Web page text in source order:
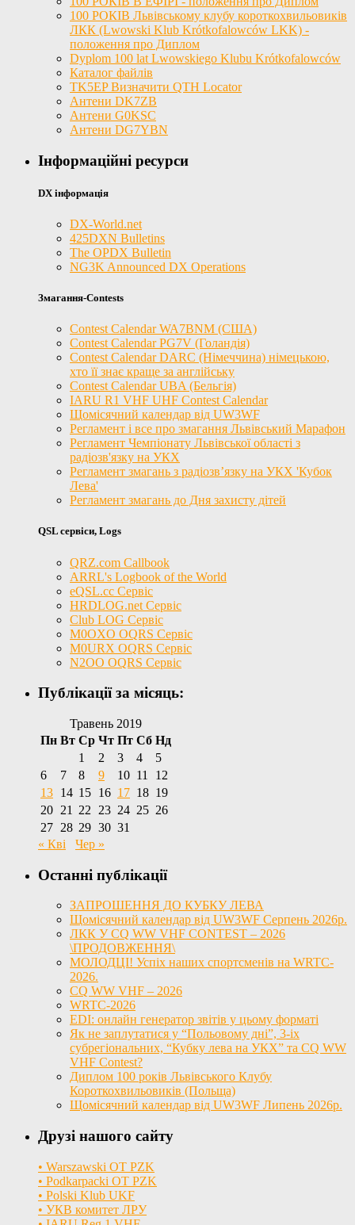
100 РОКІВ Львівському клубу короткохвильовиків
ЛКК (Lwowski Klub Krótkofalowców LKK) -
положення про Диплом
Dyplom 100 lat Lwowskiego Klubu Krótkofalowców
Каталог файлів
TK5EP Визначити QTH Locator
Антени DK7ZB
Антени G0KSC
Антени DG7YBN
Інформаційні ресурси
DX інформація
DX-World.net
425DXN Bulletins
The OPDX Bulletin
NG3K Announced DX Operations
Змагання-Contests
Contest Calendar WA7BNM (США)
Contest Calendar PG7V (Голандія)
Contest Calendar DARC (Німеччина) німецькою,
хто її знає краще за англійську
Contest Calendar UBA (Бельгія)
IARU R1 VHF UHF Contest Calendar
Щомісячний календар від UW3WF
Регламент і все про змагання Львівський Марафон
Регламент Чемпіонату Львівської області з
радіозв'язку на УКХ
Регламент змагань з радіозв’язку на УКХ 'Кубок
Лева'
Регламент змагань до Дня захисту дітей
QSL сервіси, Logs
QRZ.com Callbook
ARRL's Logbook of the World
eQSL.cc Сервіс
HRDLOG.net Сервіс
Club LOG Сервіс
M0OXO OQRS Сервіс
M0URX OQRS Сервіс
N2OO OQRS Сервіс
Публікації за місяць:
Травень 2019
Пн Вт Ср Чт Пт Сб Нд
1
2 3 4
5
6
7 8 9 10 11
12
13 14 15 16 17 18 19
20 21 22 23 24 25 26
27 28 29 30 31
« Кві
Чер »
Останні публікації
ЗАПРОШЕННЯ ДО КУБКУ ЛЕВА
Щомісячний календар від UW3WF Серпень 2026р.
ЛКК У CQ WW VHF CONTEST – 2026
\ПРОДОВЖЕННЯ\
МОЛОДЦІ! Успіх наших спортсменів на WRTC-
2026.
CQ WW VHF – 2026
WRTC-2026
EDI: онлайн генератор звітів у цьому форматі
Як не заплутатися у “Польовому дні”, 3-іх
субрегіональних, “Кубку лева на УКХ” та CQ WW
VHF Contest?
Диплом 100 років Львівського Клубу
Короткохвильовиків (Польща)
Щомісячний календар від UW3WF Липень 2026р.
Друзі нашого сайту
• Warszawski OT PZK
• Podkarpacki OT PZK
• Polski Klub UKF
• УКВ комитет ЛРУ